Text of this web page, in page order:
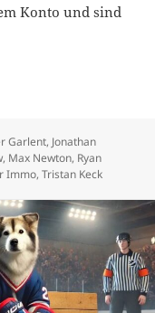
Konto und sind
Rosenheim
Garlent, Jonathan
, Max Newton, Ryan
Immo,Tristan Keck